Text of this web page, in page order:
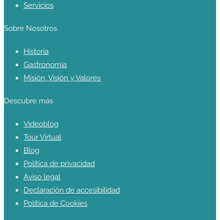
Servicios
Sobre Nosotros
Historia
Gastronomía
Misión, Visión y Valores
Descubre más
Videoblog
Tour Virtual
Blog
Política de privacidad
Aviso legal
Declaración de accesibilidad
Política de Cookies